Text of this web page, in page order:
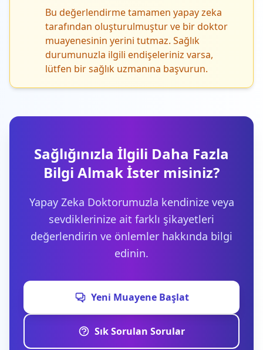
Bu değerlendirme tamamen yapay zeka
tarafından oluşturulmuştur ve bir doktor
muayenesinin yerini tutmaz. Sağlık
durumunuzla ilgili endişeleriniz varsa,
lütfen bir sağlık uzmanına başvurun.
Sağlığınızla İlgili Daha Fazla
Bilgi Almak İster misiniz?
Yapay Zeka Doktorumuzla kendinize veya
sevdiklerinize ait farklı şikayetleri
değerlendirin ve önlemler hakkında bilgi
edinin.
Yeni Muayene Başlat
Sık Sorulan Sorular